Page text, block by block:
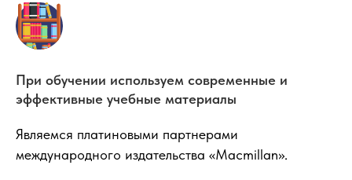
При обучении используем современные и
эффективные учебные материалы
Являемся платиновыми партнерами
международного издательства «Macmillan».